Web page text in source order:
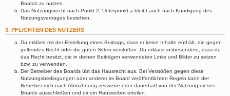
Boards zu nutzen.
Das Nutzungsrecht nach Punkt 2, Unterpunkt a bleibt auch nach Kündigung des
Nutzungsvertrages bestehen.
3. PFLICHTEN DES NUTZERS
Du erklärst mit der Erstellung eines Beitrags, dass er keine Inhalte enthält, die gegen
geltendes Recht oder die guten Sitten verstoßen. Du erklärst insbesondere, dass du
das Recht besitzt, die in deinen Beiträgen verwendeten Links und Bilder zu setzen
bzw. zu verwenden.
Der Betreiber des Boards übt das Hausrecht aus. Bei Verstößen gegen diese
Nutzungsbedingungen oder anderer im Board veröffentlichten Regeln kann der
Betreiber dich nach Abmahnung zeitweise oder dauerhaft von der Nutzung dieses
Boards ausschließen und dir ein Hausverbot erteilen.